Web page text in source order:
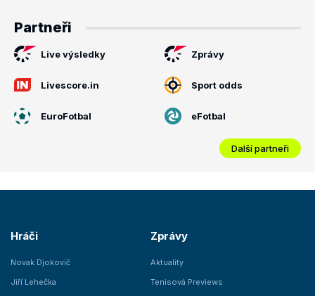
Partneři
Live výsledky Zprávy
Livescore.in Sport odds
EuroFotbal eFotbal
Další partneři
Hráči
Novak Djokovič
Jiří Lehečka
Zprávy
Aktuality
Tenisová Previews